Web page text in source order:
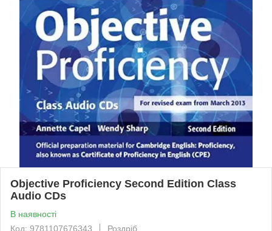
Objective Proficiency Second Edition Class
Audio CDs
В наявності
Код: 9781107676343
Роздріб